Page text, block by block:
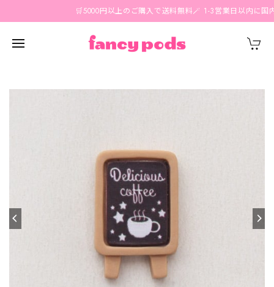
🛒5000円以上のご購入で送料無料🪄 1-3営業日以内に国内